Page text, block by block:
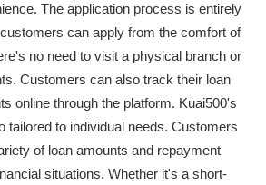
The application process is entirely
can apply from the comfort of
no need to visit a physical branch or
Customers can also track their loan
online through the platform. Kuai500's
tailored to individual needs. Customers
of loan amounts and repayment
situations. Whether it's a short-